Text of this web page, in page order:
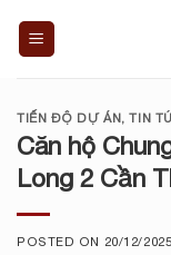
TIẾN ĐỘ DỰ ÁN,TIN
Căn hộ
Long 2 Cần
POSTED ON 20/12/2025